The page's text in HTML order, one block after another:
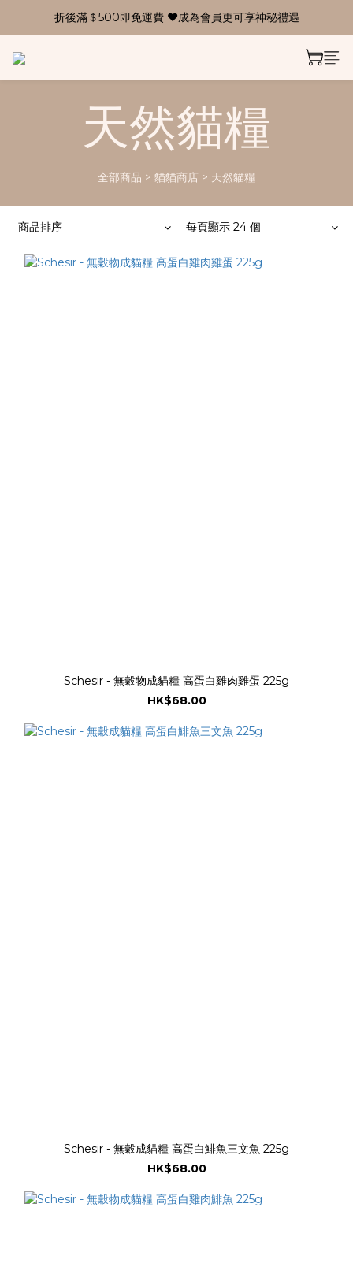
折後滿＄500即免運費 ❤成為會員更可享神秘禮遇
天然貓糧
全部商品 > 貓貓商店 > 天然貓糧
商品排序 每頁顯示 24 個
Schesir - 無穀物成貓糧 高蛋白雞肉雞蛋 225g
HK$68.00
Schesir - 無穀成貓糧 高蛋白鯡魚三文魚 225g
HK$68.00